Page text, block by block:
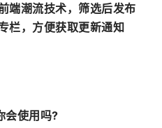
端潮流技术，筛选后发布
栏，方便获取更新通知
使用吗?